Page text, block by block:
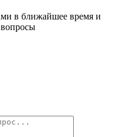
в ближайшее время и